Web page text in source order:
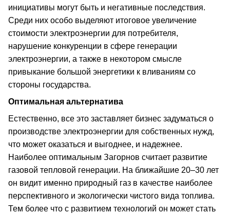
инициативы могут быть и негативные последствия.
Среди них особо выделяют итоговое увеличение
стоимости электроэнергии для потребителя,
нарушение конкуренции в сфере генерации
электроэнергии, а также в некотором смысле
привыкание большой энергетики к вливаниям со
стороны государства.
Оптимальная альтернатива
Естественно, все это заставляет бизнес задуматься о
производстве электроэнергии для собственных нужд,
что может оказаться и выгоднее, и надежнее.
Наиболее оптимальным Загорнов считает развитие
газовой тепловой генерации. На ближайшие 20–30 лет
он видит именно природный газ в качестве наиболее
перспективного и экологически чистого вида топлива.
Тем более что с развитием технологий он может стать